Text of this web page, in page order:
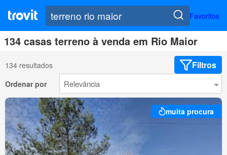
Favoritos
134 casas terreno à venda em Rio Maior
134 resultados Filtros
Ordenar por
muita procura